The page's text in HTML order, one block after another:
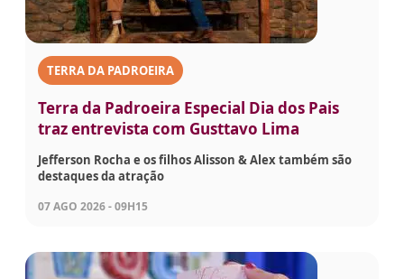
TERRA DA PADROEIRA
Terra da Padroeira Especial Dia dos Pais
traz entrevista com Gusttavo Lima
Jefferson Rocha e os filhos Alisson & Alex também são
destaques da atração
07 AGO 2026 - 09H15